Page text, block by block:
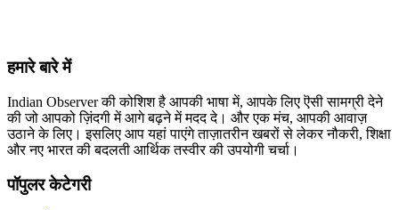
हमारे बारे में
Indian Observer की कोशिश है आपकी भाषा में, आपके लिए ऎसी सामग्री देने
की जो आपको ज़िंदगी में आगे बढ़ने में मदद दे। और एक मंच, आपकी आवाज़
उठाने के लिए। इसलिए आप यहां पाएंगे ताज़ातरीन खबरों से लेकर नौकरी, शिक्षा
और नए भारत की बदलती आर्थिक तस्वीर की उपयोगी चर्चा।
पॉपुलर केटेगरी